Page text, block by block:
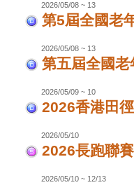
2026/05/08 ~ 13
第5屆全國老
2026/05/08 ~ 13
第五屆全國
2026/05/09 ~ 10
2026香港田
2026/05/10
2026長跑聯
2026/05/10 ~ 12/13